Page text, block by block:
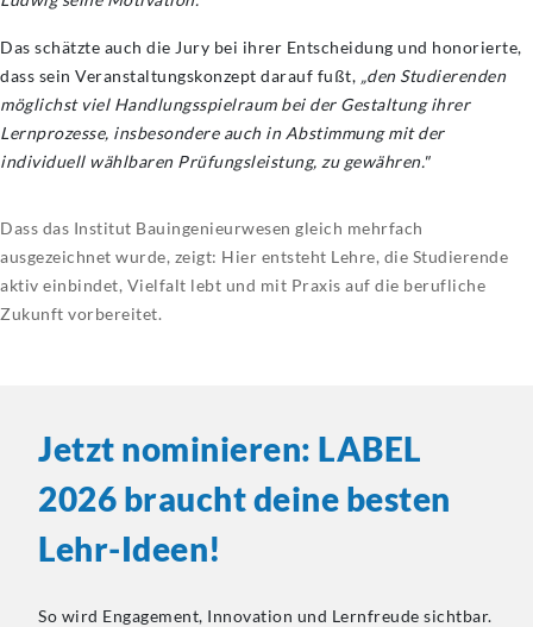
Das schätzte auch die Jury bei ihrer Entscheidung und honorierte,
dass sein Veranstaltungskonzept darauf fußt, „den Studierenden
möglichst viel Handlungsspielraum bei der Gestaltung ihrer
Lernprozesse, insbesondere auch in Abstimmung mit der
individuell wählbaren Prüfungsleistung, zu gewähren."
Dass das Institut Bauingenieurwesen gleich mehrfach
ausgezeichnet wurde, zeigt: Hier entsteht Lehre, die Studierende
aktiv einbindet, Vielfalt lebt und mit Praxis auf die berufliche
Zukunft vorbereitet.
Jetzt nominieren: LABEL
2026 braucht deine besten
Lehr-Ideen!
So wird Engagement, Innovation und Lernfreude sichtbar.